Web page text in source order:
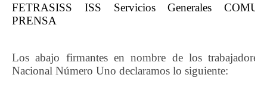
FETRASISS ISS Servicios Generales
PRENSA
Los abajo firmantes en nombre de los
Nacional Número Uno declaramos lo siguiente: